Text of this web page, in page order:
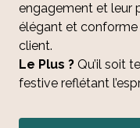
engagement et leur
élégant et conforme
client.
Le Plus ? Qu’il soit
festive reflétant